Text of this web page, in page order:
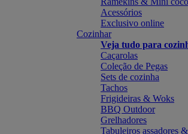
Acessórios
Exclusivo online
Cozinhar
Veja tudo para
Caçarolas
Coleção de Pegas
Sets de cozinha
Tachos
Frigideiras & Woks
BBQ Outdoor
Grelhadores
Tabuleiros assadores